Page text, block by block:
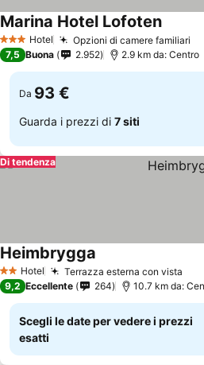
3 StelleHotel Opzioni di camere familiari
Marina Hotel LofotenScopri
7,5 Buona 2.952 2.9 km da: Centro
Da 93 €
Guarda i prezzi di 7 siti
Di tendenza
2 StelleHotel Terrazza esterna con vista
Heimbrygga
9,2 Eccellente 264 10.7 km da:
Scegli le date per vedere i prezzi
esatti